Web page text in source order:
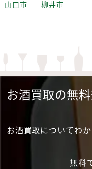
山口市 柳井市
お酒買取の無
お酒買取についてわ
無料